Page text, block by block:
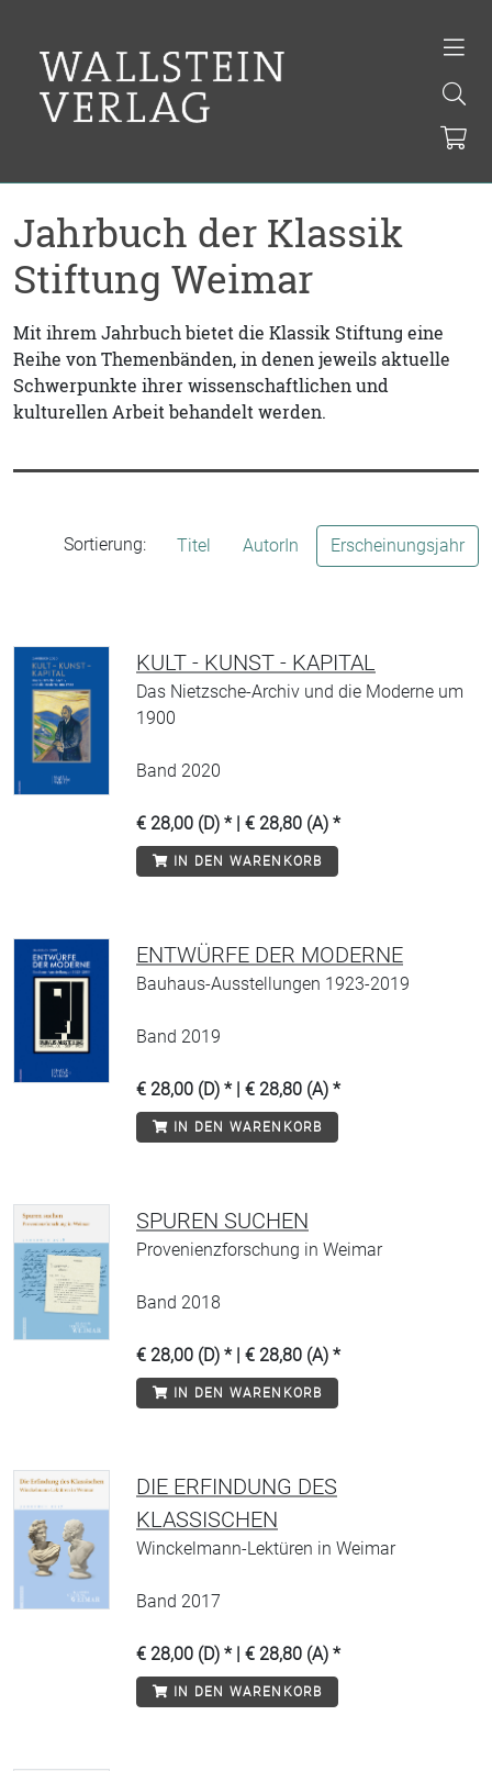
Jahrbuch der Klassik
Stiftung Weimar
Mit ihrem Jahrbuch bietet die Klassik Stiftung eine
Reihe von Themenbänden, in denen jeweils aktuelle
Schwerpunkte ihrer wissenschaftlichen und
kulturellen Arbeit behandelt werden.
Sortierung: Titel AutorIn Erscheinungsjahr
KULT - KUNST - KAPITAL
Das Nietzsche-Archiv und die Moderne um
1900
Band 2020
€ 28,00 (D) * | € 28,80 (A) *
IN DEN WARENKORB
ENTWÜRFE DER MODERNE
Bauhaus-Ausstellungen 1923-2019
Band 2019
€ 28,00 (D) * | € 28,80 (A) *
IN DEN WARENKORB
SPUREN SUCHEN
Provenienzforschung in Weimar
Band 2018
€ 28,00 (D) * | € 28,80 (A) *
IN DEN WARENKORB
DIE ERFINDUNG DES
KLASSISCHEN
Winckelmann-Lektüren in Weimar
Band 2017
€ 28,00 (D) * | € 28,80 (A) *
IN DEN WARENKORB